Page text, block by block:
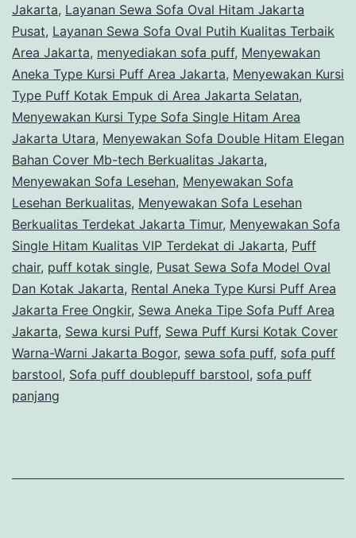
Jakarta, Layanan Sewa Sofa Oval Hitam Jakarta
Pusat, Layanan Sewa Sofa Oval Putih Kualitas Terbaik
Area Jakarta, menyediakan sofa puff, Menyewakan
Aneka Type Kursi Puff Area Jakarta, Menyewakan Kursi
Type Puff Kotak Empuk di Area Jakarta Selatan,
Menyewakan Kursi Type Sofa Single Hitam Area
Jakarta Utara, Menyewakan Sofa Double Hitam Elegan
Bahan Cover Mb-tech Berkualitas Jakarta,
Menyewakan Sofa Lesehan, Menyewakan Sofa
Lesehan Berkualitas, Menyewakan Sofa Lesehan
Berkualitas Terdekat Jakarta Timur, Menyewakan Sofa
Single Hitam Kualitas VIP Terdekat di Jakarta, Puff
chair, puff kotak single, Pusat Sewa Sofa Model Oval
Dan Kotak Jakarta, Rental Aneka Type Kursi Puff Area
Jakarta Free Ongkir, Sewa Aneka Tipe Sofa Puff Area
Jakarta, Sewa kursi Puff, Sewa Puff Kursi Kotak Cover
Warna-Warni Jakarta Bogor, sewa sofa puff, sofa puff
barstool, Sofa puff doublepuff barstool, sofa puff
panjang